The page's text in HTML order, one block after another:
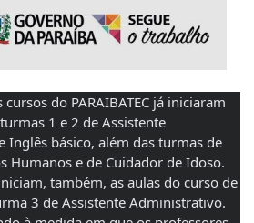
do PARAIBATEC já iniciaram
1 e 2 de Assistente
Inglês básico, além das turmas de
Humanos e de Cuidador de Idoso.
também, as aulas do curso de
3 de Assistente Administrativo.